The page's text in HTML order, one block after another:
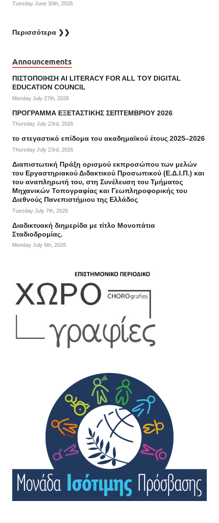
Tuesday June 30th, 2026
Περισσότερα ❯❯
Announcements
ΠΙΣΤΟΠΟΙΗΣΗ AI LITERACY FOR ALL ΤΟΥ DIGITAL
EDUCATION COUNCIL
Monday July 27th, 2026
ΠΡΟΓΡΑΜΜΑ ΕΞΕΤΑΣΤΙΚΗΣ ΣΕΠΤΕΜΒΡΙΟΥ 2026
Thursday July 23rd, 2026
το στεγαστικό επίδομα του ακαδημαϊκού έτους 2025–2026
Thursday July 23rd, 2026
Διαπιστωτική Πράξη ορισμού εκπροσώπου των μελών
του Εργαστηριακού Διδακτικού Προσωπικού (Ε.Δ.Ι.Π.) και
του αναπληρωτή του, στη Συνέλευση του Τμήματος
Μηχανικών Τοπογραφίας και Γεωπληροφορικής του
Διεθνούς Πανεπιστήμιου της Ελλάδος
Tuesday July 7th, 2026
Διαδικτυακή διημερίδα με τίτλο Μονοπάτια
Σταδιοδρομίας.
Monday July 6th, 2026